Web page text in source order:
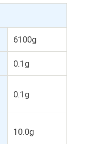
6100g
0.1g
0.1g
10.0g